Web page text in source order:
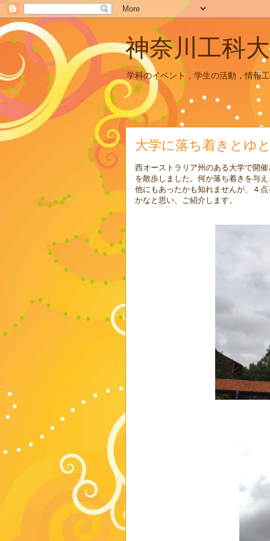
神奈川工科
学科のイベント，学生の活動，情報
大学に落ち着きとゆ
西オーストラリア州のある大学で開
を散歩しました。何か落ち着きを与
他にもあったかも知れませんが、４
かなと思い、ご紹介します。